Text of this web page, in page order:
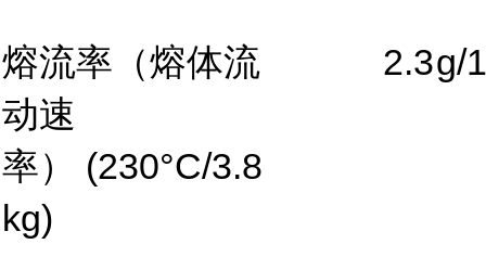
熔流率（熔体流
动速
率） (230°C/3.8
kg)
2.3g/